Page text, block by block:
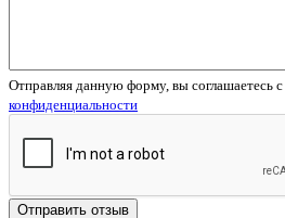
Отправляя данную форму, вы соглашаетесь c
конфиденциальности